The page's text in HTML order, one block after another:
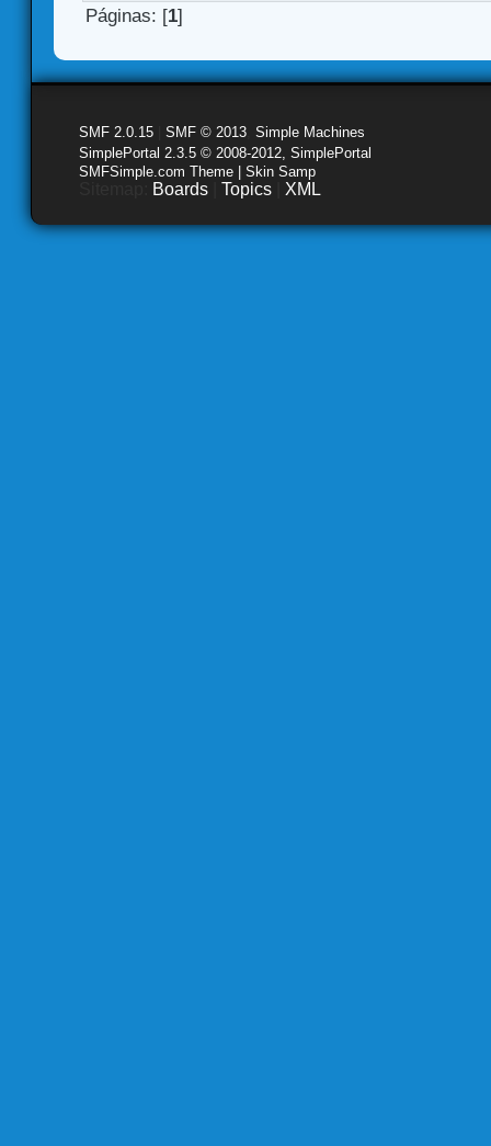
Páginas: [1]
SMF 2.0.15 SMF © 2013 Simple Machines
SimplePortal 2.3.5 © 2008-2012, SimplePortal
SMFSimple.com Theme | Skin Samp
Boards Topics XML